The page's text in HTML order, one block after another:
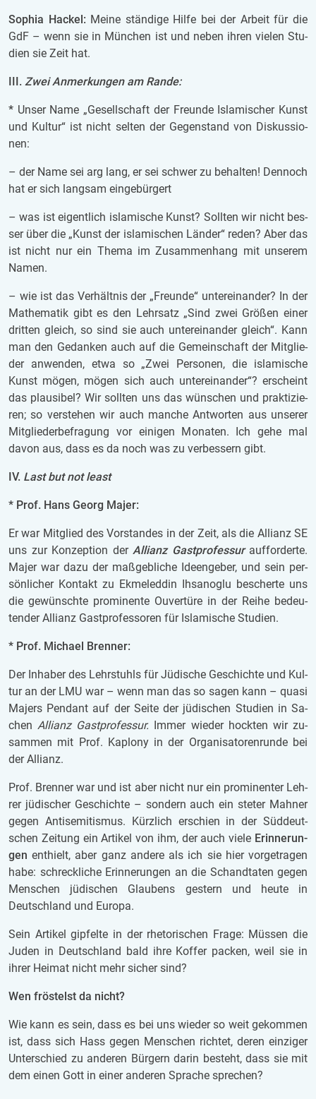
So­phia Ha­ckel: Meine stän­di­ge Hilfe bei der Ar­beit für die
GdF – wenn sie in Mün­chen ist und neben ihren vie­len Stu­
di­en sie Zeit hat.
III. Zwei An­mer­kun­gen am Rande:
* Unser Name „Ge­sell­schaft der Freun­de Is­la­mi­scher Kunst
und Kul­tur“ ist nicht sel­ten der Ge­gen­stand von Dis­kus­si­o­
nen:
– der Name sei arg lang, er sei schwer zu be­hal­ten! Den­noch
hat er sich lang­sam ein­ge­bür­gert
– was ist ei­gent­lich is­la­mi­sche Kunst? Soll­ten wir nicht bes­
ser über die „Kunst der is­la­mi­schen Län­der“ reden? Aber das
ist nicht nur ein Thema im Zu­sam­men­hang mit un­se­rem
Namen.
– wie ist das Ver­hält­nis der „Freun­de“ un­ter­ein­an­der? In der
Ma­the­ma­tik gibt es den Lehr­satz „Sind zwei Grö­ßen einer
drit­ten gleich, so sind sie auch un­ter­ein­an­der gleich“. Kann
man den Ge­dan­ken auch auf die Ge­mein­schaft der Mit­glie­
der an­wen­den, etwa so „Zwei Per­so­nen, die is­la­mi­sche
Kunst mögen, mögen sich auch un­ter­ein­an­der“? er­scheint
das plau­si­bel?Wir soll­ten uns das wün­schen und prak­ti­zie­
ren; so ver­ste­hen wir auch man­che Ant­wor­ten aus un­se­rer
Mit­glie­der­be­fra­gung vor ei­ni­gen Mo­na­ten. Ich gehe mal
davon aus, dass es da noch was zu ver­bes­sern gibt.
IV. Last but not least
* Prof. Hans Georg Majer:
Er war Mit­glied des Vor­stan­des in der Zeit, als die Al­li­anz SE
uns zur Kon­zep­ti­on der Al­li­anz Gast­pro­fes­surauf­for­der­te.
Majer war dazu der maß­geb­li­che Ideen­ge­ber, und sein per­
sön­li­cher Kon­takt zu Ek­me­led­din Ihsa­no­glu be­scher­te uns
die ge­wünsch­te pro­mi­nen­te Ou­ver­tü­re in der Reihe be­deu­
ten­der Al­li­anz Gast­pro­fes­so­ren für Is­la­mi­sche Stu­di­en.
* Prof. Mi­cha­el Bren­ner:
Der In­ha­ber des Lehr­stuhls für Jü­di­sche Ge­schich­te und Kul­
tur an der LMU war – wenn man das so sagen kann – quasi
Ma­jers Pen­dant auf der Seite der jü­di­schen Stu­di­en in Sa­
chenAl­li­anz Gast­pro­fes­sur. Immer wie­der hock­ten wir zu­
sam­men mit Prof. Ka­plo­ny in der Or­ga­ni­sa­to­ren­run­de bei
der Al­li­anz.
Prof. Bren­ner war und ist aber nicht nur ein pro­mi­nen­ter Leh­
rer jü­di­scher Ge­schich­te – son­dern auch ein ste­ter Mah­ner
gegen An­ti­se­mi­tis­mus. Kürz­lich er­schien in der Süd­deut­
schen Zei­tung ein Ar­ti­kel von ihm, der auch viele Er­in­ne­run­
genent­hielt, aber ganz an­de­re als ich sie hier vor­ge­tra­gen
habe: schreck­li­che Er­in­ne­run­gen an die Schand­ta­ten gegen
Men­schen jü­di­schen Glau­bens ges­tern und heute in
Deutsch­land und Eu­ro­pa.
Sein Ar­ti­kel gip­fel­te in der rhe­to­ri­schen Frage: Müs­sen die
Juden in Deutsch­land bald ihre Kof­fer pa­cken, weil sie in
ihrer Hei­mat nicht mehr si­cher sind?
Wen frös­telst da nicht?
Wie kann es sein, dass es bei uns wie­der so weit ge­kom­men
ist, dass sich Hass gegen Men­schen rich­tet, deren ein­zi­ger
Un­ter­schied zu an­de­ren Bür­gern darin be­steht, dass sie mit
dem einen Gott in einer an­de­ren Spra­che spre­chen?